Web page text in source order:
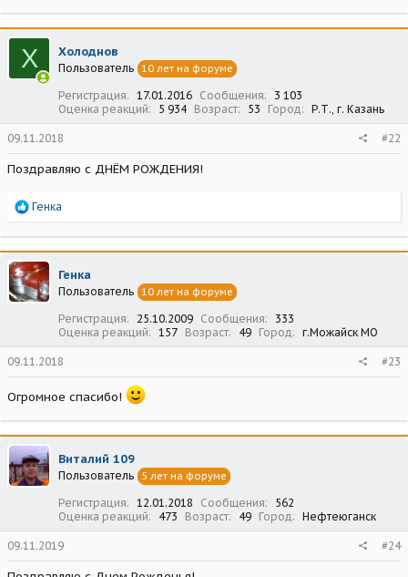
а
к
ц
и
и
Х Холоднов
Пользователь 10 лет на форуме
Регистрация 17.01.2016 Сообщения
3 103
Оценка реакций
5 934 Возраст 53 Город Р.Т., г. Казань
09.11.2018 #22
Поздравляю с ДНЁМ РОЖДЕНИЯ!
Р
а
к
ц
и
и
Генка
Генка
Пользователь 10 лет на форуме
Регистрация 25.10.2009 Сообщения
333
Оценка реакций
157 Возраст 49 Город г.Можайск МО
09.11.2018 #23
Огромное спасибо!
Виталий 109
Пользователь 5 лет на форуме
Регистрация 12.01.2018 Сообщения
562
Оценка реакций
473 Возраст 49 Город Нефтеюганск
09.11.2019 #24